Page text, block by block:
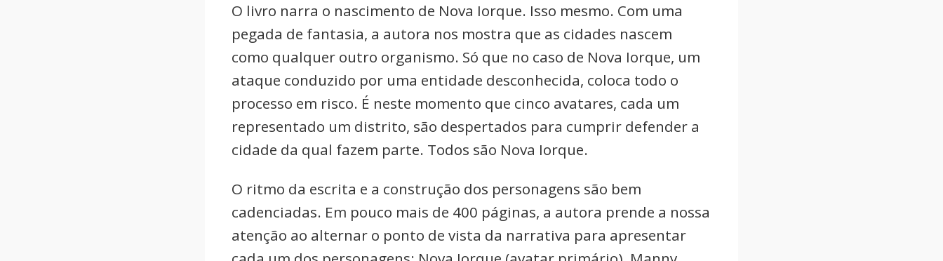
O livro narra o nascimento de Nova Iorque. Isso mesmo. Com uma
pegada de fantasia, a autora nos mostra que as cidades nascem
como qualquer outro organismo. Só que no caso de Nova Iorque, um
ataque conduzido por uma entidade desconhecida, coloca todo o
processo em risco. É neste momento que cinco avatares, cada um
representado um distrito, são despertados para cumprir defender a
cidade da qual fazem parte. Todos são Nova Iorque.
O ritmo da escrita e a construção dos personagens são bem
cadenciadas. Em pouco mais de 400 páginas, a autora prende a nossa
atenção ao alternar o ponto de vista da narrativa para apresentar